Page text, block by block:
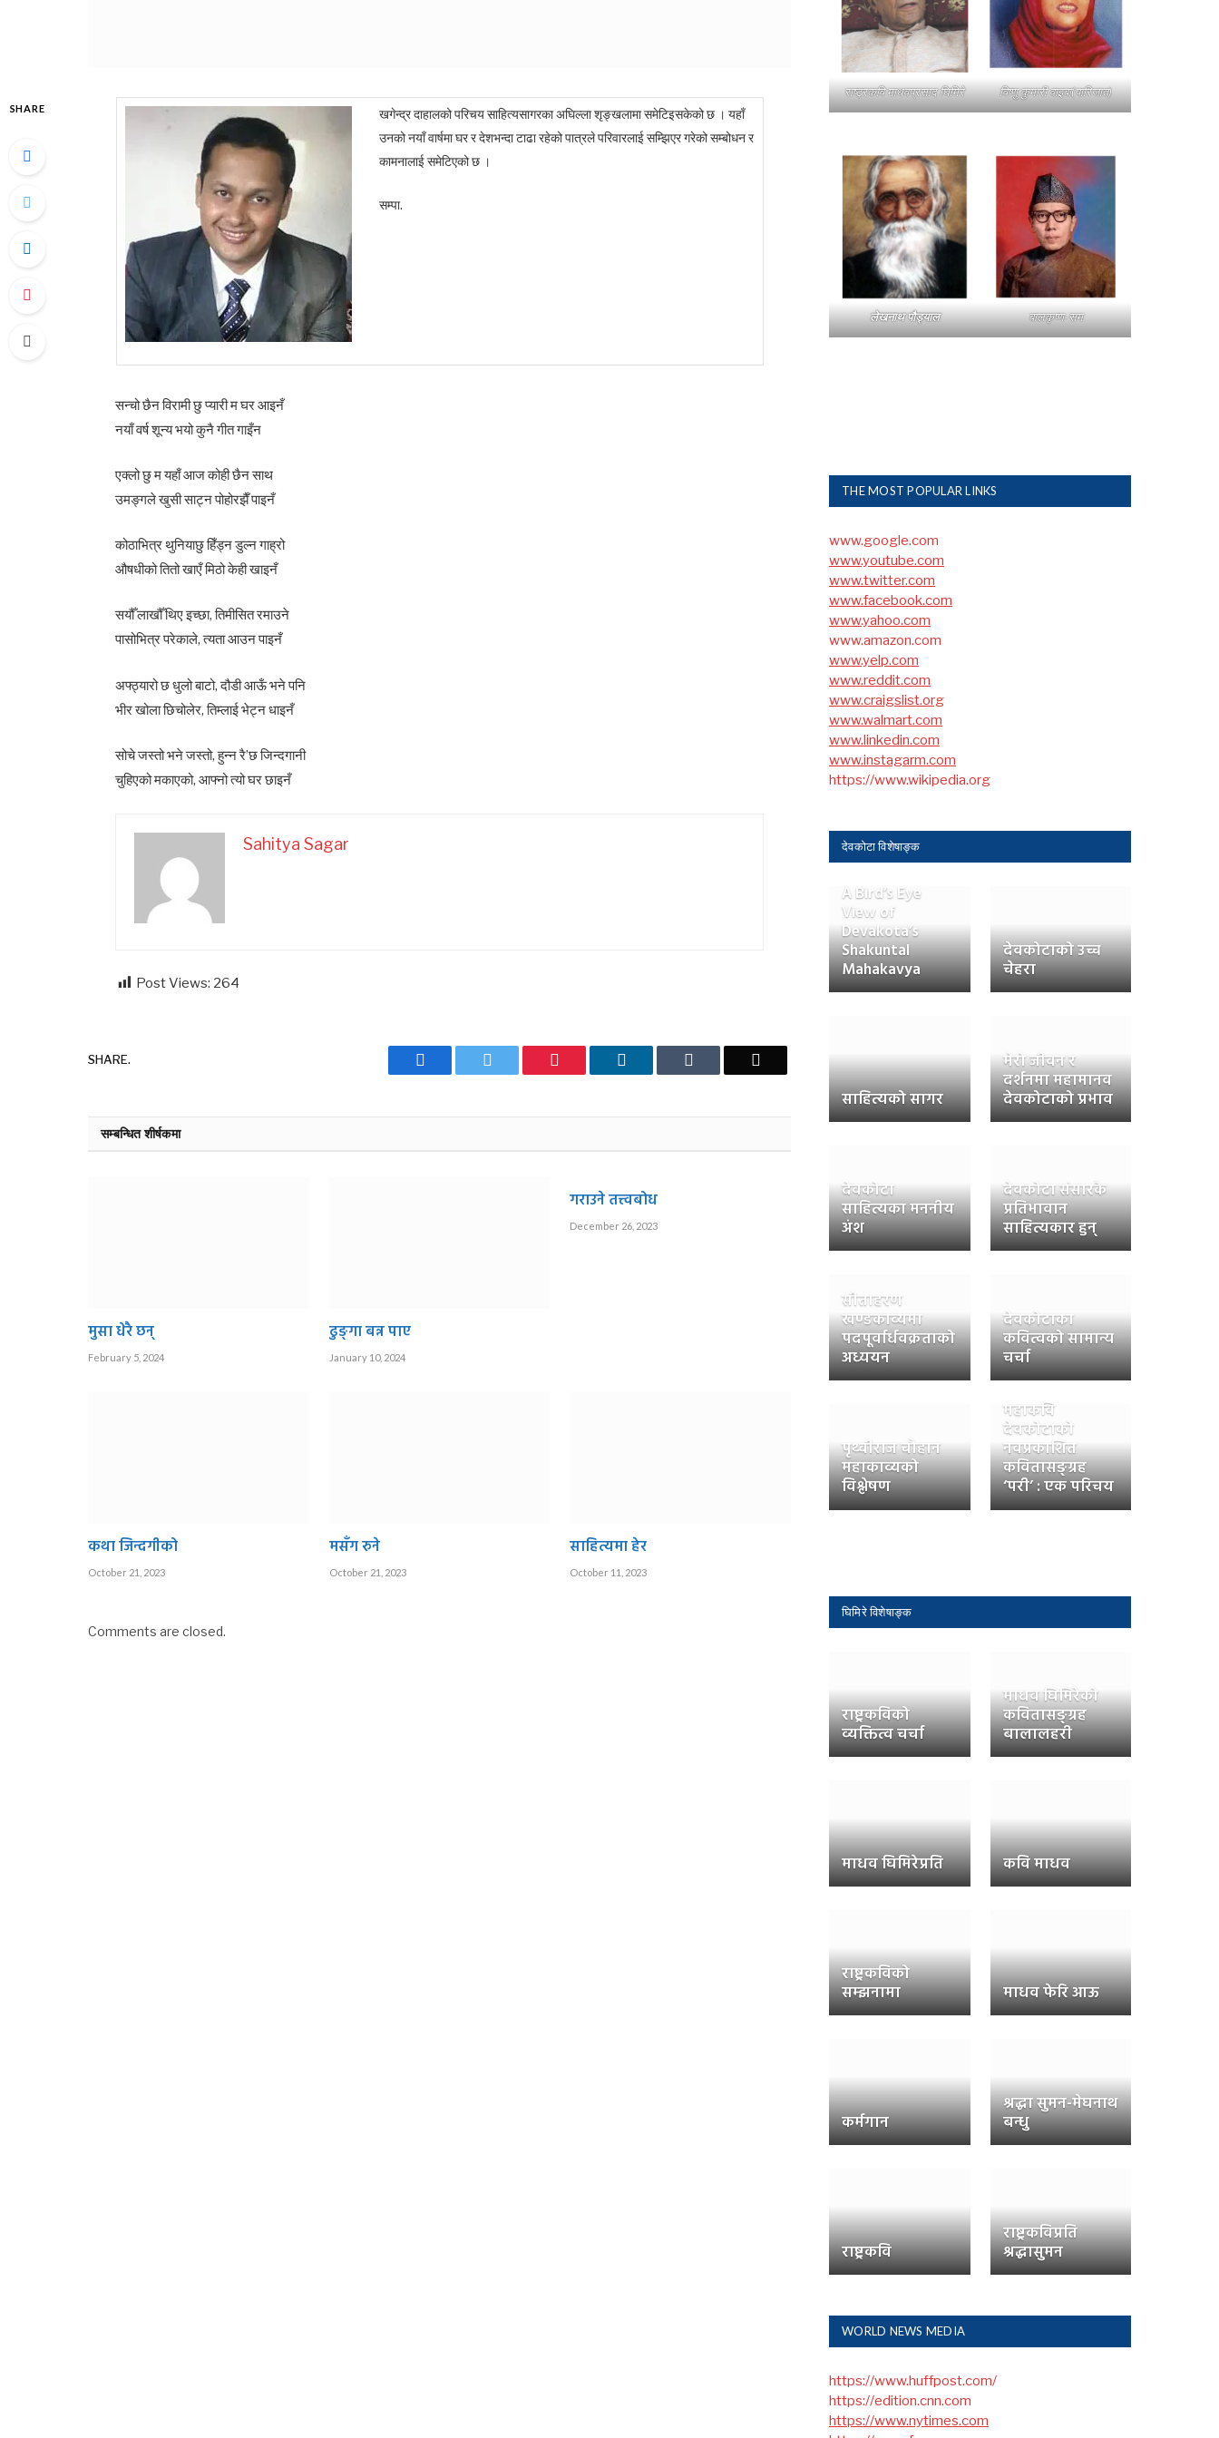
SHARE
खगेन्द्र दाहालको परिचय साहित्यसागरका अघिल्ला शृङ्खलामा समेटिइसकेको छ । यहाँ
उनको नयाँ वार्षमा घर र देशभन्दा टाढा रहेको पात्रले परिवारलाई सम्झिएर गरेको सम्बोधन र
कामनालाई समेटिएको छ ।
सम्पा.
सन्चो छैन विरामी छु प्यारी म घर आइनँ
नयाँ वर्ष शून्य भयो कुनै गीत गाइँन
एक्लो छु म यहाँ आज कोही छैन साथ
उमङ्गले खुसी साट्न पोहोरझैँ पाइनँ
कोठाभित्र थुनियाछु हिँड्न डुल्न गाह्रो
औषधीको तितो खाएँ मिठो केही खाइनँ
सयौँ लाखौँ थिए इच्छा, तिमीसित रमाउने
पासोभित्र परेकाले, त्यता आउन पाइनँ
अफ्ठ्यारो छ धुलो बाटो, दौडी आऊँ भने पनि
भीर खोला छिचोलेर, तिम्लाई भेट्न धाइनँ
सोचे जस्तो भने जस्तो, हुन्न रै’छ जिन्दगानी
चुहिएको मकाएको, आफ्नो त्यो घर छाइनँ
Sahitya Sagar
Post Views: 264
SHARE. Facebook LinkedIn
सम्बन्धित शीर्षकमा
मुसा धेरै छन्
February 5, 2024
ढुङ्गा बन्न पाए
January 10, 2024
गराउने तत्त्वबोध
December 26, 2023
कथा जिन्दगीको
October 21, 2023
मसँग रुने
October 21, 2023
साहित्यमा हेर
October 11, 2023
Comments are closed.
राष्ट्रकवि माधवप्रसाद घिमिरे विष्णु कुमारी वाइबा(पारिजात)
लेखनाथ पौड्याल बालकृष्ण-सम
THE MOST POPULAR LINKS
www.google.com
www.youtube.com
www.twitter.com
www.facebook.com
www.yahoo.com
www.amazon.com
www.yelp.com
www.reddit.com
www.craigslist.org
www.walmart.com
www.linkedin.com
www.instagarm.com
https://www.wikipedia.org
देवकोटा विशेषाङ्क
A Bird’s Eye
View of
Devakota’s
Shakuntal
Mahakavya
देवकोटाको उच्च
चेहरा
साहित्यको सागर
मेरो जीवन र
दर्शनमा महामानव
देवकोटाको प्रभाव
देवकोटा
साहित्यका मननीय
अंश
देवकोटा संसारकै
प्रतिभावान
साहित्यकार हुन्
सीताहरण
खण्डकाव्यमा
पदपूर्वार्धवक्रताको
अध्ययन
देवकोटाका
कवित्वको सामान्य
चर्चा
पृथ्वीराज चौहान
महाकाव्यको
विश्लेषण
महाकवि
देवकोटाको
नवप्रकाशित
कवितासङ्ग्रह
‘परी’ : एक परिचय
घिमिरे विशेषाङ्क
राष्ट्रकविको
व्यक्तित्व चर्चा
माधव घिमिरेको
कवितासङ्ग्रह
बालालहरी
माधव घिमिरेप्रति कवि माधव
राष्ट्रकविको
सम्झनामा माधव फेरि आऊ
कर्मगान
श्रद्धा सुमन-मेघनाथ
बन्धु
राष्ट्रकवि
राष्ट्रकविप्रति
श्रद्धासुमन
WORLD NEWS MEDIA
https://www.huffpost.com/
https://edition.cnn.com
https://www.nytimes.com